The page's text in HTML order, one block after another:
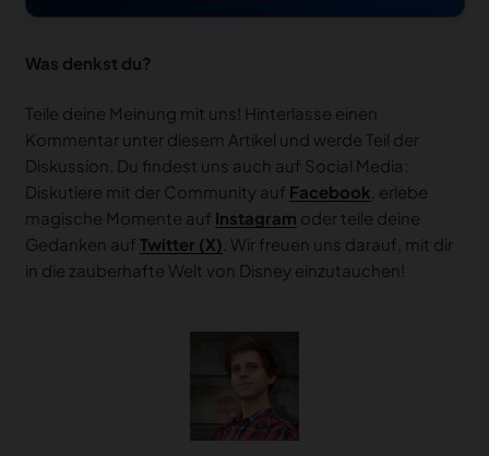
Was denkst du?
Teile deine Meinung mit uns! Hinterlasse einen
Kommentar unter diesem Artikel und werde Teil der
Diskussion. Du findest uns auch auf Social Media:
Diskutiere mit der Community auf Facebook , erlebe
magische Momente auf Instagram oder teile deine
Gedanken auf Twitter (X) . Wir freuen uns darauf, mit dir
in die zauberhafte Welt von Disney einzutauchen!